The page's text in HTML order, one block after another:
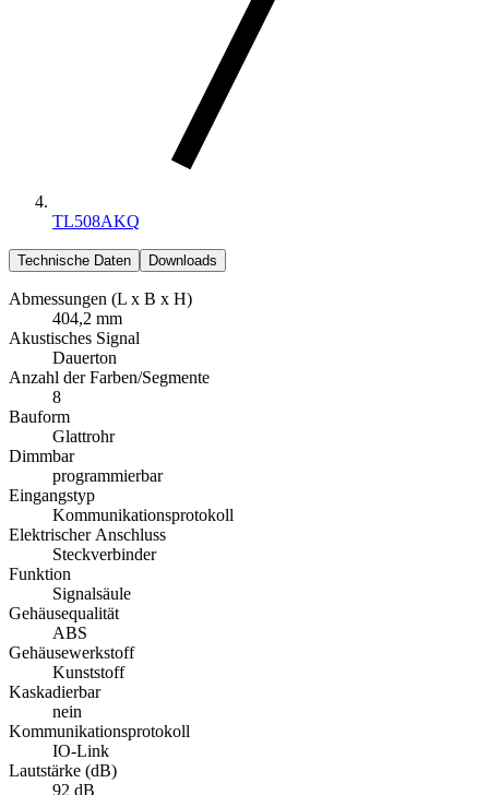
TL508AKQ
Technische Daten Downloads
Abmessungen (L x B x H)
404,2 mm
Akustisches Signal
Dauerton
Anzahl der Farben/Segmente
8
Bauform
Glattrohr
Dimmbar
programmierbar
Eingangstyp
Kommunikationsprotokoll
Elektrischer Anschluss
Steckverbinder
Funktion
Signalsäule
Gehäusequalität
ABS
Gehäusewerkstoff
Kunststoff
Kaskadierbar
nein
Kommunikationsprotokoll
IO-Link
Lautstärke (dB)
92 dB